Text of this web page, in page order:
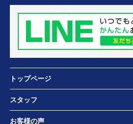
トップページ
スタッフ
お客様の声